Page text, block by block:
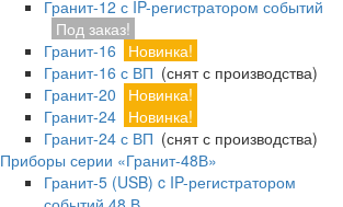
Гранит-12 с IP-регистратором событий
Под заказ!
Гранит-16
Новинка!
Гранит-16 с ВП (снят с производства)
Гранит-20
Новинка!
Гранит-24 Новинка!
Гранит-24 с ВП (снят с производства)
Приборы серии «Гранит-48В»
Гранит-5 (USB) c IP-регистратором